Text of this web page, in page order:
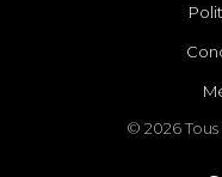
© 2026